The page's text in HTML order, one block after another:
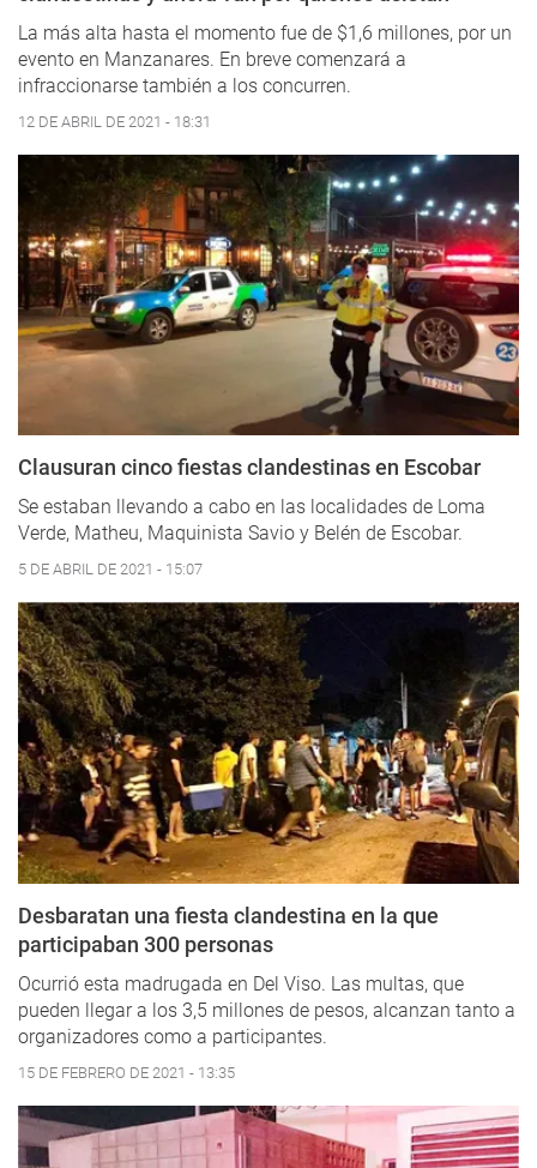
La más alta hasta el momento fue de $1,6 millones, por un
evento en Manzanares. En breve comenzará a
infraccionarse también a los concurren.
12 DE ABRIL DE 2021 - 18:31
Clausuran cinco fiestas clandestinas en Escobar
Se estaban llevando a cabo en las localidades de Loma
Verde, Matheu, Maquinista Savio y Belén de Escobar.
5 DE ABRIL DE 2021 - 15:07
Desbaratan una fiesta clandestina en la que
participaban 300 personas
Ocurrió esta madrugada en Del Viso. Las multas, que
pueden llegar a los 3,5 millones de pesos, alcanzan tanto a
organizadores como a participantes.
15 DE FEBRERO DE 2021 - 13:35